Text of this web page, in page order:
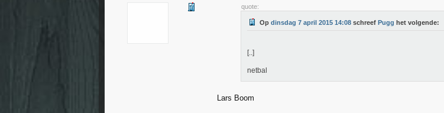
quote:
Op dinsdag 7 april 2015 14:08 schreef Pugg het volgende:
[..]
netbal
Lars Boom